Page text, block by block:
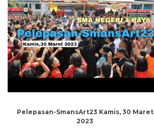
Pelepasan-SmansArt23 Kamis, 30 Maret
2023